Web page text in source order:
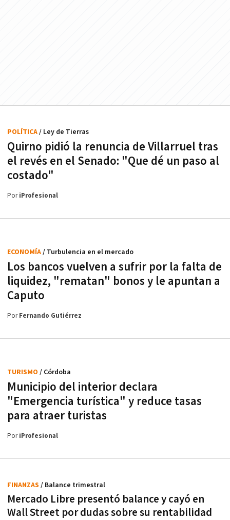
Quirno pidió la renuncia de Villarruel tras
el revés en el Senado: "Que dé un paso al
costado"
POLÍTICA/ Ley de Tierras
PoriProfesional
Los bancos vuelven a sufrir por la falta de
liquidez, "rematan" bonos y le apuntan a
Caputo
ECONOMÍA/ Turbulencia en el mercado
PorFernando Gutiérrez
Municipio del interior declara
"Emergencia turística" y reduce tasas
para atraer turistas
TURISMO / Córdoba
PoriProfesional
Mercado Libre presentó balance y cayó en
Wall Street por dudas sobre su rentabilidad
FINANZAS / Balance trimestral